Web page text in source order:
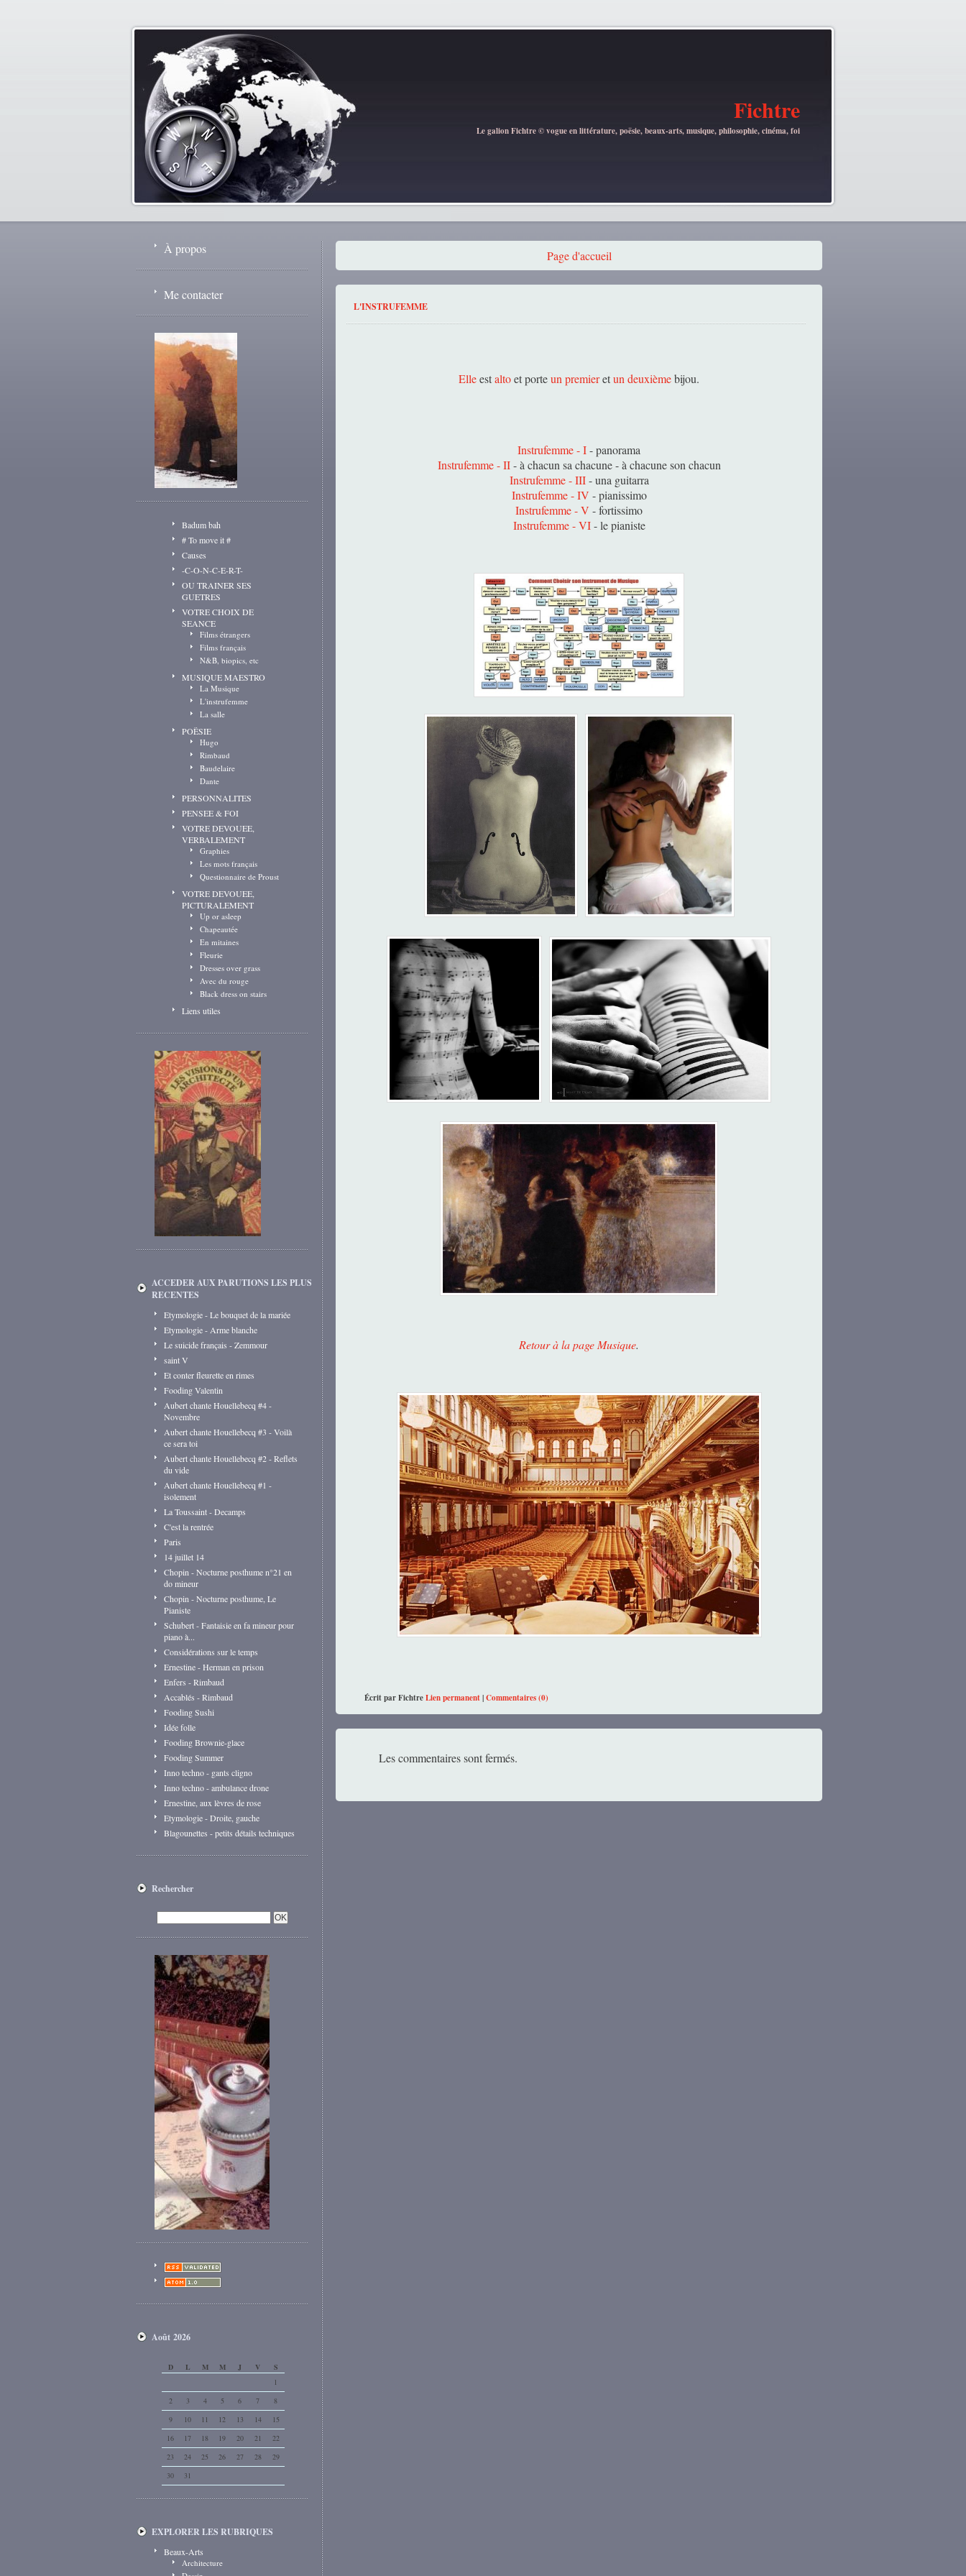
Fichtre
Le galion Fichtre © vogue en littérature, poësie, beaux-arts, musique, philosophie, cinéma, foi
À propos
Me contacter
Badum bah
# To move it #
Causes
-C-O-N-C-E-R-T-
OU TRAINER SES
GUETRES
VOTRE CHOIX DE
SEANCE
Films étrangers
Films français
N&B, biopics, etc
MUSIQUE MAESTRO
La Musique
L'instrufemme
La salle
POËSIE
Hugo
Rimbaud
Baudelaire
Dante
PERSONNALITES
PENSEE & FOI
VOTRE DEVOUEE,
VERBALEMENT
Graphies
Les mots français
Questionnaire de Proust
VOTRE DEVOUEE,
PICTURALEMENT
Up or asleep
Chapeautée
En mitaines
Fleurie
Dresses over grass
Avec du rouge
Black dress on stairs
Liens utiles
ACCEDER AUX PARUTIONS LES PLUS
RECENTES
Etymologie - Le bouquet de la mariée
Etymologie - Arme blanche
Le suicide français - Zemmour
saint V
Et conter fleurette en rimes
Fooding Valentin
Aubert chante Houellebecq #4 -
Novembre
Aubert chante Houellebecq #3 - Voilà
ce sera toi
Aubert chante Houellebecq #2 - Reflets
du vide
Aubert chante Houellebecq #1 -
isolement
La Toussaint - Decamps
C'est la rentrée
Paris
14 juillet 14
Chopin - Nocturne posthume n°21 en
do mineur
Chopin - Nocturne posthume, Le
Pianiste
Schubert - Fantaisie en fa mineur pour
piano à...
Considérations sur le temps
Ernestine - Herman en prison
Enfers - Rimbaud
Accablés - Rimbaud
Fooding Sushi
Idée folle
Fooding Brownie-glace
Fooding Summer
Inno techno - gants cligno
Inno techno - ambulance drone
Ernestine, aux lèvres de rose
Etymologie - Droite, gauche
Blagounettes - petits détails techniques
Rechercher
Août 2026
D L M M J V
S
1
2
3 4 5 6 7
8
9
10 11 12 13 14
15
16
17 18 19 20 21
22
23
24 25 26 27 28
29
30
31
EXPLORER LES RUBRIQUES
Beaux-Arts
Architecture
Page d'accueil
L'INSTRUFEMME
Elleestaltoet porteun premieretun deuxièmebijou.
Instrufemme - I- panorama
Instrufemme - II- à chacun sa chacune - à chacune son chacun
Instrufemme - III- una guitarra
Instrufemme - IV - pianissimo
Instrufemme - V - fortissimo
Instrufemme - VI- le pianiste
Retour à la page Musique.
Écrit par FichtreLien permanent|Commentaires (0)
Les commentaires sont fermés.